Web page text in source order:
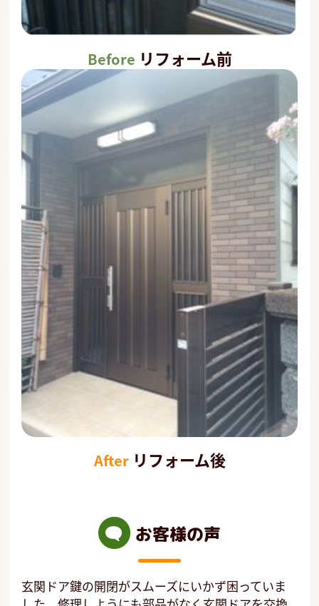
Before リフォーム前
Afterリフォーム後
お客様の声
玄関ドア鍵の開閉がスムーズにいかず困っていま